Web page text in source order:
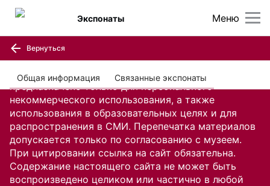
Содержание настоящего сайта, включая все
изображения и текстовую информацию,
предназначено только для персонального
некоммерческого использования, а также
использования в образовательных целях и для
распространения в СМИ. Перепечатка материалов
допускается только по согласованию с музеем.
При цитировании ссылка на сайт обязательна.
Содержание настоящего сайта не может быть
воспроизведено целиком или частично в любой
Меню
Экспонаты
Вернуться
Общая информация Связанные экспонаты